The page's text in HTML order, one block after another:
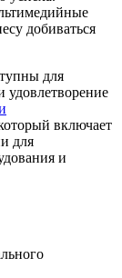
добиваться
для
удовлетворение
включает
для
и